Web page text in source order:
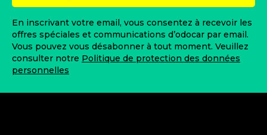
En inscrivant votre email, vous consentez à recevoir les
offres spéciales et communications d’odocar par email.
Vous pouvez vous désabonner à tout moment. Veuillez
consulter notre Politique de protection des données
personnelles